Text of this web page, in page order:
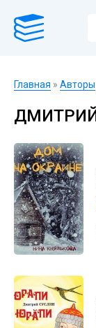
Главная » Авторы